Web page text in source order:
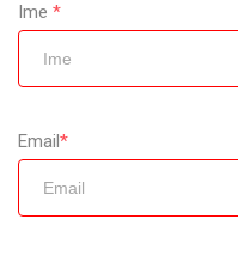
Ime *
Email*